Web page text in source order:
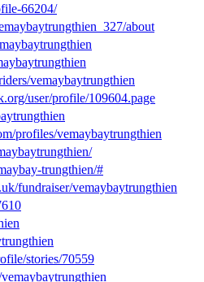
66204/
about
vemaybaytrungthien
user/profile/109604.page
profiles/vemaybaytrungthien
trungthien/#
fundraiser/vemaybaytrungthien
stories/70559